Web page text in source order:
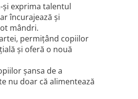
și exprima talentul
încurajează și
mândri.
permițând copiilor
și oferă o nouă
șansa de a
nu doar că alimentează